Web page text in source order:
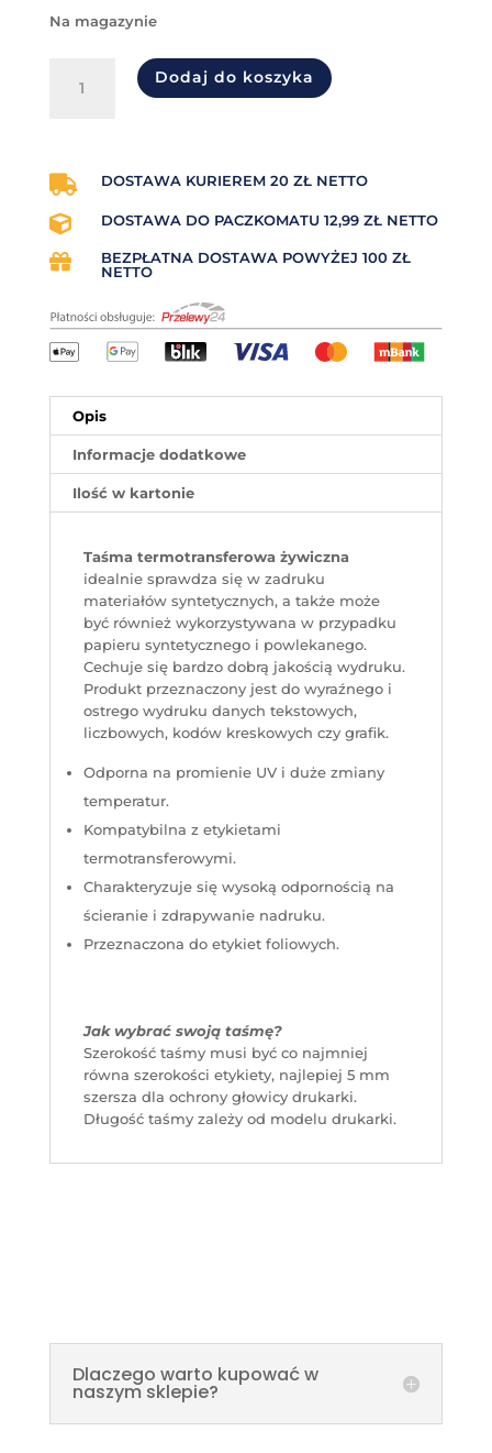
na magazynie
Taśma
155mm
x
450mb
Premium
Dodaj do koszyka
 DOSTAWA KURIEREM 20 ZŁ NETTO
 DOSTAWA DO PACZKOMATU 12,99 ZŁ NETTO

BEZPŁATNA DOSTAWA POWYŻEJ 100 ZŁ
NETTO
Opis
Informacje dodatkowe
Ilość w kartonie
Taśma termotransferowa żywiczna
idealnie sprawdza się w zadruku
materiałów syntetycznych, a także może
być również wykorzystywana w przypadku
papieru syntetycznego i powlekanego.
Cechuje się bardzo dobrą jakością wydruku.
Produkt przeznaczony jest do wyraźnego i
ostrego wydruku danych tekstowych,
liczbowych, kodów kreskowych czy grafik.
Odporna na promienie UV i duże zmiany
temperatur.
Kompatybilna z etykietami
termotransferowymi.
Charakteryzuje się wysoką odpornością na
ścieranie i zdrapywanie nadruku.
Przeznaczona do etykiet foliowych.
Jak wybrać swoją taśmę?
Szerokość taśmy musi być co najmniej
równa szerokości etykiety, najlepiej 5 mm
szersza dla ochrony głowicy drukarki.
Długość taśmy zależy od modelu drukarki.
Dlaczego warto kupować w
naszym sklepie?